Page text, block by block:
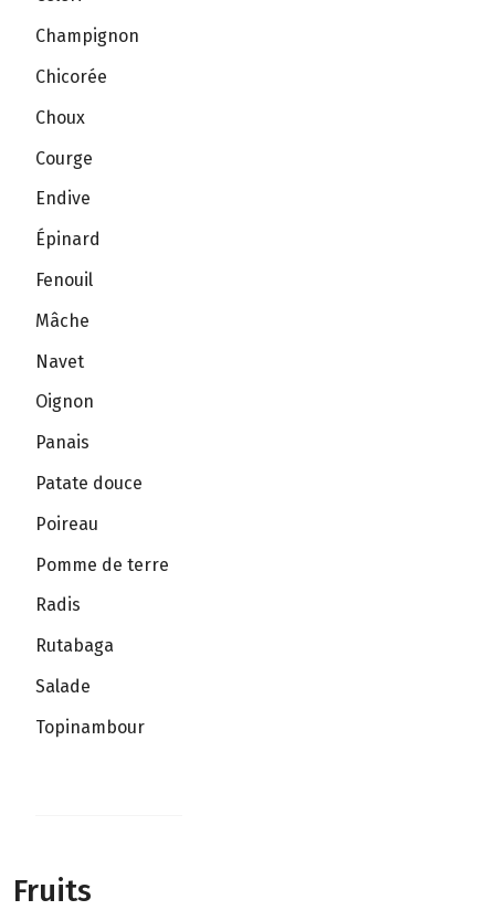
Champignon
Chicorée
Choux
Courge
Endive
Épinard
Fenouil
Mâche
Navet
Oignon
Panais
Patate douce
Poireau
Pomme de terre
Radis
Rutabaga
Salade
Topinambour
Fruits